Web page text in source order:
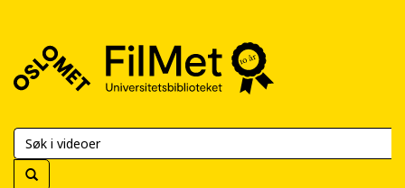
FilMet
Universitetsbiblioteket